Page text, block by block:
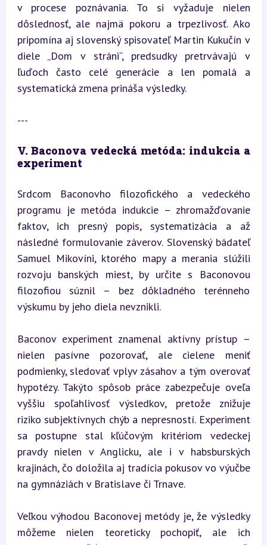
v procese poznávania. To si vyžaduje nielen
dôslednosť, ale najmä pokoru a trpezlivosť. Ako
pripomína aj slovenský spisovateľ Martin Kukučín v
diele „Dom v stráni“, predsudky pretrvávajú v
ľuďoch často celé generácie a len pomalá a
systematická zmena prináša výsledky.
---
V. Baconova vedecká metóda: indukcia a
experiment
Srdcom Baconovho filozofického a vedeckého
programu je metóda indukcie – zhromažďovanie
faktov, ich presný popis, systematizácia a až
následné formulovanie záverov. Slovenský bádateľ
Samuel Mikovíni, ktorého mapy a merania slúžili
rozvoju banských miest, by určite s Baconovou
filozofiou súznil – bez dôkladného terénneho
výskumu by jeho diela nevznikli.
Baconov experiment znamenal aktívny prístup –
nielen pasívne pozorovať, ale cielene meniť
podmienky, sledovať vplyv zásahov a tým overovať
hypotézy. Takýto spôsob práce zabezpečuje oveľa
vyššiu spoľahlivosť výsledkov, pretože znižuje
riziko subjektívnych chýb a nepresností. Experiment
sa postupne stal kľúčovým kritériom vedeckej
pravdy nielen v Anglicku, ale i v habsburských
krajinách, čo doložila aj tradícia pokusov vo výučbe
na gymnáziách v Bratislave či Trnave.
Veľkou výhodou Baconovej metódy je, že výsledky
môžeme nielen teoreticky pochopiť, ale ich